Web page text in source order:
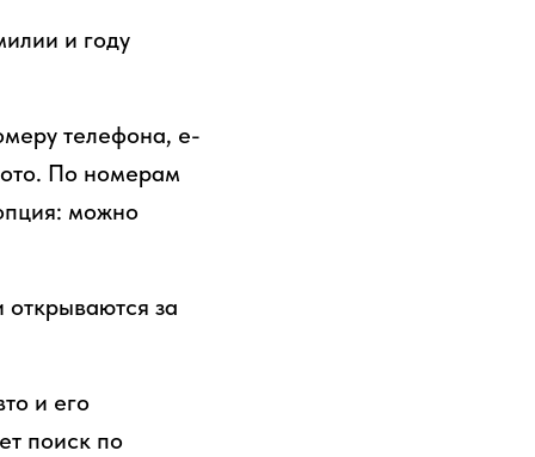
и году
телефона, е-
По номерам
можно
за
и его
поиск по